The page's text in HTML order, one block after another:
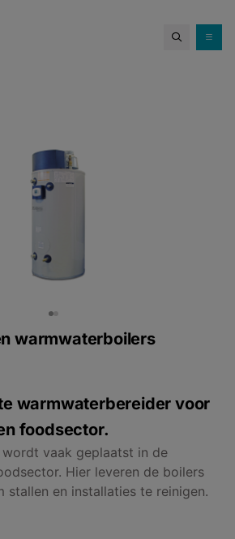
Ontdek Confida
warmwaterboilers
warmwaterbereider voor
foodsector.
wordt vaak geplaatst in de
Hier leveren de boilers
stallen en installaties te reinigen.